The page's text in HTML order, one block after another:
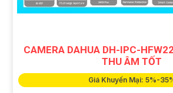
CAMERA DAHUA DH-IPC-
THU ÂM TỐT
Giá Khuyến Mại: 5%-